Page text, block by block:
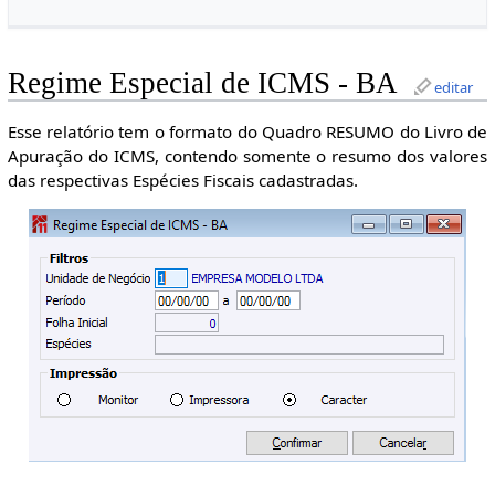
Regime Especial de ICMS - BA editar
Esse relatório tem o formato do Quadro RESUMO do Livro de
Apuração do ICMS, contendo somente o resumo dos valores
das respectivas Espécies Fiscais cadastradas.